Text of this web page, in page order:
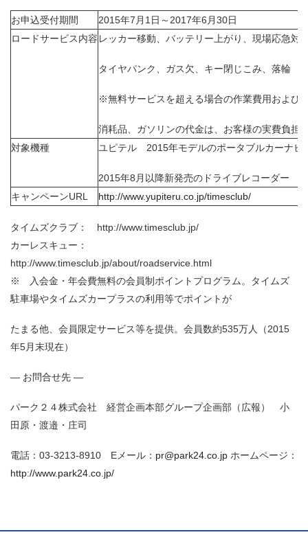
お申込受付期間
2015年7月1日～2017年6月30日
ロードサービス内容 レッカー移動、バッテリー上がり、現場応急対
タイヤパンク、ガス欠、キー閉じこみ、落輪
※無料サービスを超える場合の作業費用および
消耗品、ガソリンの代金は、お客様の実費負担
対象機種
ユピテル 2015年モデルのポータブルカーナビ
2015年8月以降新発売のドライブレコーダー
キャンペーンURL
http://www.yupiteru.co.jp/timesclub/
タイムズクラブ： http://www.timesclub.jp/
カーレスキュー：
http://www.timesclub.jp/about/roadservice.html
※ 入会金・年会費無料の会員制ポイントプログラム。タイムズ
駐車場やタイムズカープラスの利用等でポイントが
たまる他、会員限定サービス等を提供。会員数約535万人（2015
年5月末現在）
― お問合せ先 ―
パーク２４株式会社 経営企画本部グループ企画部（広報） 小
田原・渡邉・庄司
電話：03-3213-8910 Eメール： pr@park24.co.jp ホームページ：
http://www.park24.co.jp/